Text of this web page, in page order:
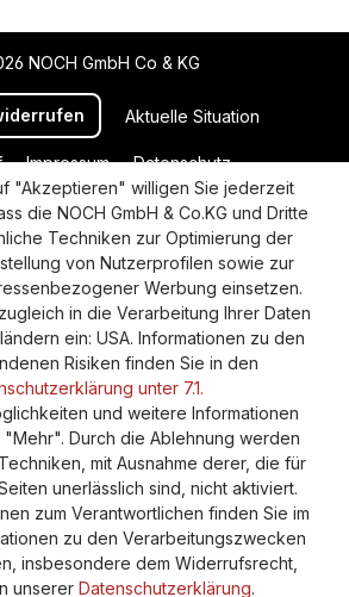
NOCH GmbH Co & KG
Aktuelle Situation
Impressum
Datenschutz
AGB
Cookie-Einstellungen
"Akzeptieren" willigen Sie jederzeit
die NOCH GmbH & Co.KG und Dritte
Techniken zur Optimierung der
von Nutzerprofilen sowie zur
Werbung einsetzen.
in die Verarbeitung Ihrer Daten
ein: USA. Informationen zu den
Risiken finden Sie in den
unter 7.1.
und weitere Informationen
Durch die Ablehnung werden
mit Ausnahme derer, die für
unerlässlich sind, nicht aktiviert.
zum Verantwortlichen finden Sie im
zu den Verarbeitungszwecken
insbesondere dem Widerrufsrecht,
unserer Datenschutzerklärung.